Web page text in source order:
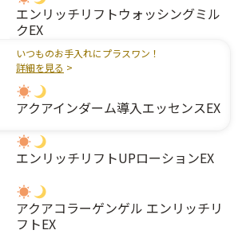
エンリッチリフトウォッシングミル
クEX
いつものお手入れにプラスワン！
詳細を見る >
アクアインダーム導入エッセンスEX
エンリッチリフトUPローションEX
アクアコラーゲンゲル エンリッチリ
フトEX